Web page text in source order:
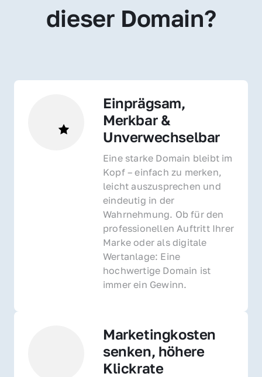
dieser Domain?
Einprägsam,
Merkbar &
Unverwechselbar
Eine starke Domain bleibt im
Kopf – einfach zu merken,
leicht auszusprechen und
eindeutig in der
Wahrnehmung. Ob für den
professionellen Auftritt Ihrer
Marke oder als digitale
Wertanlage: Eine
hochwertige Domain ist
immer ein Gewinn.
Marketingkosten
senken, höhere
Klickrate